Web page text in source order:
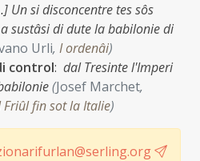
Un si disconcentre tes sôs
sustâsi di dute la babilonie di
Urli, I ordenâi)
control: dal Tresinte l'Imperi
(Josef Marchet,
fin sot la Italie)